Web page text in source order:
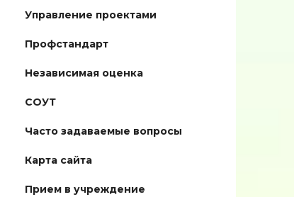
Управление проектами
Профстандарт
Независимая оценка
СОУТ
Часто задаваемые вопросы
Карта сайта
Прием в учреждение